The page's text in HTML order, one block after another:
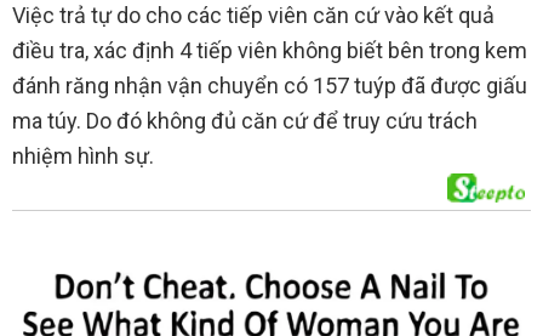
Việc trả tự do cho các tiếp viên căn cứ vào kết quả
điều tra, xác định 4 tiếp viên không biết bên trong kem
đánh răng nhận vận chuyển có 157 tuýp đã được giấu
ma túy. Do đó không đủ căn cứ để truy cứu trách
nhiệm hình sự.